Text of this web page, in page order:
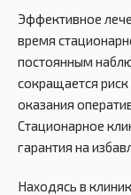
Эффективное
время
постоянным
сокращается
оказания
Стационарное
гарантия на
Находясь в